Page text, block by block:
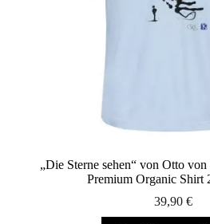
„Die Sterne sehen“ von Otto
Premium Organic Shirt
39,90€